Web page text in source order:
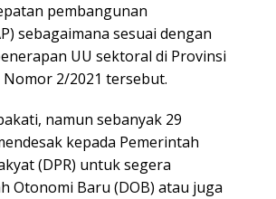
pembangunan
sebagaimana sesuai dengan
UU sektoral di Provinsi
2/2021 tersebut.
namun sebanyak 29
kepada Pemerintah
(DPR) untuk segera
Otonomi Baru (DOB) atau juga